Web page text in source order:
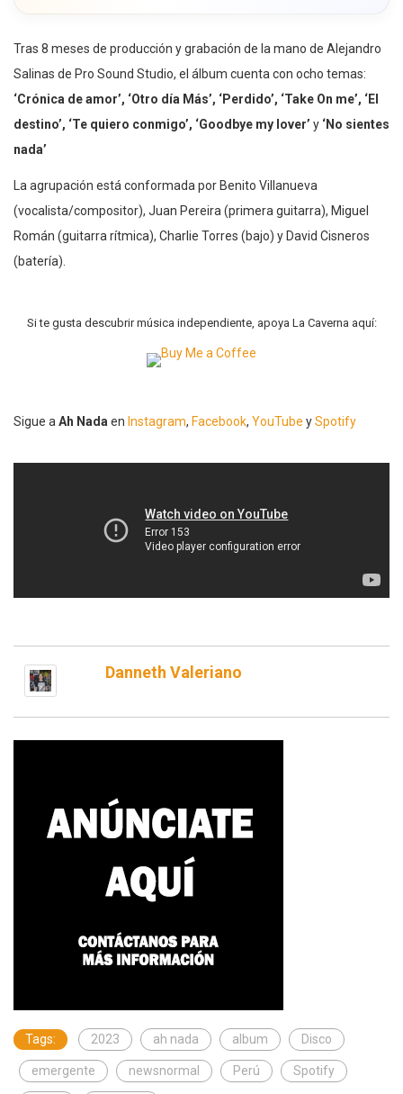
Tras 8 meses de producción y grabación de la mano de Alejandro
Salinas de Pro Sound Studio, el álbum cuenta con ocho temas:
‘Crónica de amor’, ‘Otro día Más’, ‘Perdido’, ‘Take On me’, ‘El
destino’, ‘Te quiero conmigo’, ‘Goodbye my lover’ y ‘No sientes
nada’
La agrupación está conformada por Benito Villanueva
(vocalista/compositor), Juan Pereira (primera guitarra), Miguel
Román (guitarra rítmica), Charlie Torres (bajo) y David Cisneros
(batería).
Si te gusta descubrir música independiente, apoya La Caverna aquí:
Sigue a Ah Nada en Instagram, Facebook, YouTube ySpotify
Danneth Valeriano
Tags: 2023 ah nada album Disco
emergente newsnormal Perú Spotify